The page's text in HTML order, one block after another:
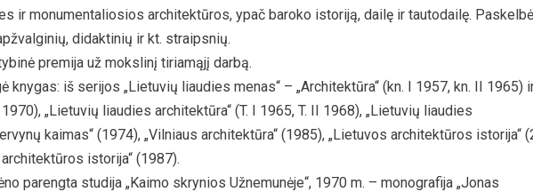
ir monumentaliosios architektūros, ypač baroko istoriją, dailę ir tautodailę. Paskelbė
didaktinių ir kt. straipsnių.
premija už mokslinį tiriamąjį darbą.
knygas: iš serijos „Lietuvių liaudies menas“ – „Architektūra“ (kn. I 1957, kn. II 1965)
„Lietuvių liaudies architektūra“ (T. I 1965, T. II 1968), „Lietuvių liaudies
kaimas“ (1974), „Vilniaus architektūra“ (1985), „Lietuvos architektūros istorija“
istorija“ (1987).
parengta studija „Kaimo skrynios Užnemunėje“, 1970 m. – monografija „Jonas